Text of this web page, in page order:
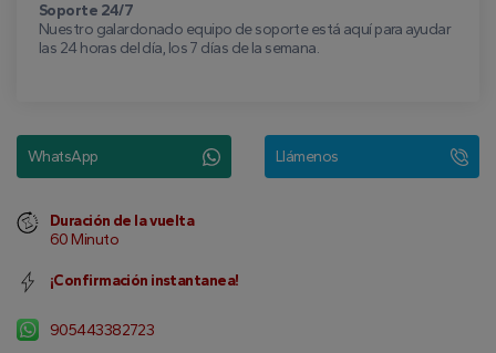
Soporte 24/7
Nuestro galardonado equipo de soporte está aquí para ayudar
las 24 horas del día, los 7 días de la semana.
WhatsApp Llámenos
Duración de la vuelta
60 Minuto
¡Confirmación instantanea!
905443382723